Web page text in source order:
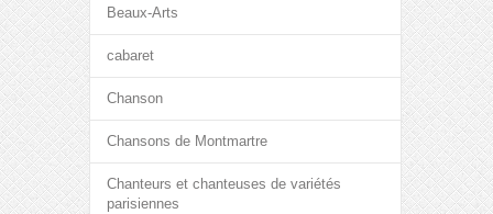
Beaux-Arts
cabaret
Chanson
Chansons de Montmartre
Chanteurs et chanteuses de variétés
parisiennes